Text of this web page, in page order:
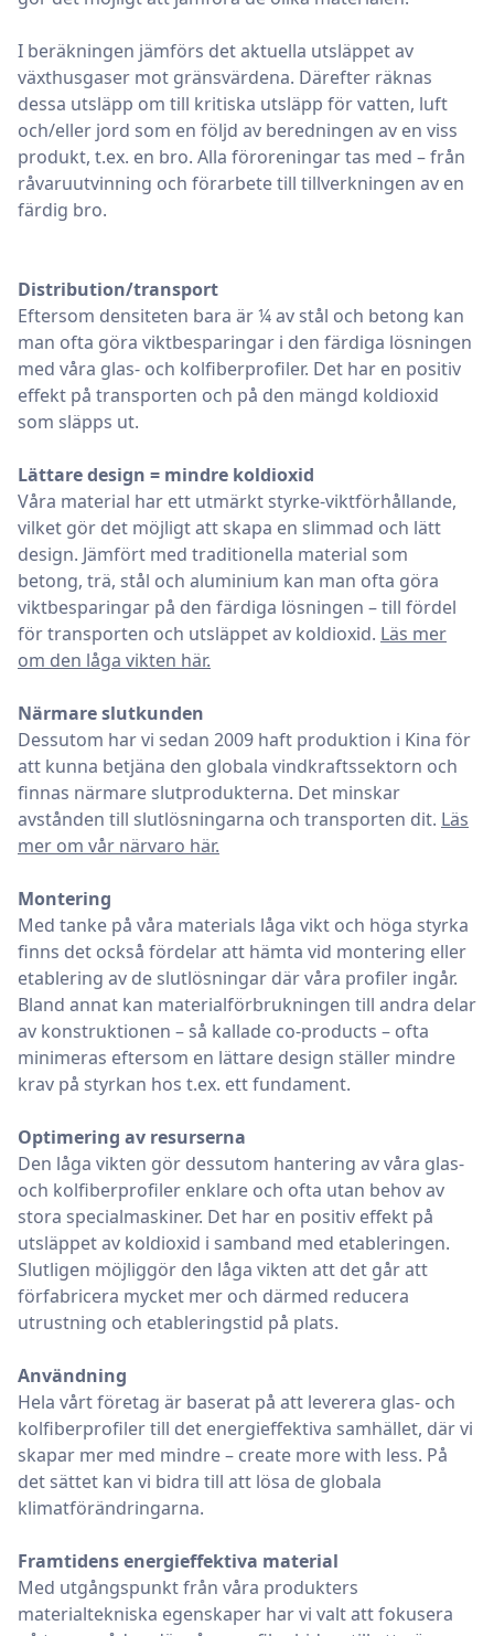
I beräkningen jämförs det aktuella utsläppet av
växthusgaser mot gränsvärdena. Därefter räknas
dessa utsläpp om till kritiska utsläpp för vatten, luft
och/eller jord som en följd av beredningen av en viss
produkt, t.ex. en bro. Alla föroreningar tas med – från
råvaruutvinning och förarbete till tillverkningen av en
färdig bro.
Distribution/transport
Eftersom densiteten bara är ¼ av stål och betong kan
man ofta göra viktbesparingar i den färdiga lösningen
med våra glas- och kolfiberprofiler. Det har en positiv
effekt på transporten och på den mängd koldioxid
som släpps ut.
Lättare design = mindre koldioxid
Våra material har ett utmärkt styrke-viktförhållande,
vilket gör det möjligt att skapa en slimmad och lätt
design. Jämfört med traditionella material som
betong, trä, stål och aluminium kan man ofta göra
viktbesparingar på den färdiga lösningen – till fördel
för transporten och utsläppet av koldioxid. Läs mer
om den låga vikten här.
Närmare slutkunden
Dessutom har vi sedan 2009 haft produktion i Kina för
att kunna betjäna den globala vindkraftssektorn och
finnas närmare slutprodukterna. Det minskar
avstånden till slutlösningarna och transporten dit. Läs
mer om vår närvaro här.
Montering
Med tanke på våra materials låga vikt och höga styrka
finns det också fördelar att hämta vid montering eller
etablering av de slutlösningar där våra profiler ingår.
Bland annat kan materialförbrukningen till andra delar
av konstruktionen – så kallade co-products – ofta
minimeras eftersom en lättare design ställer mindre
krav på styrkan hos t.ex. ett fundament.
Optimering av resurserna
Den låga vikten gör dessutom hantering av våra glas-
och kolfiberprofiler enklare och ofta utan behov av
stora specialmaskiner. Det har en positiv effekt på
utsläppet av koldioxid i samband med etableringen.
Slutligen möjliggör den låga vikten att det går att
förfabricera mycket mer och därmed reducera
utrustning och etableringstid på plats.
Användning
Hela vårt företag är baserat på att leverera glas- och
kolfiberprofiler till det energieffektiva samhället, där vi
skapar mer med mindre – create more with less. På
det sättet kan vi bidra till att lösa de globala
klimatförändringarna.
Framtidens energieffektiva material
Med utgångspunkt från våra produkters
materialtekniska egenskaper har vi valt att fokusera